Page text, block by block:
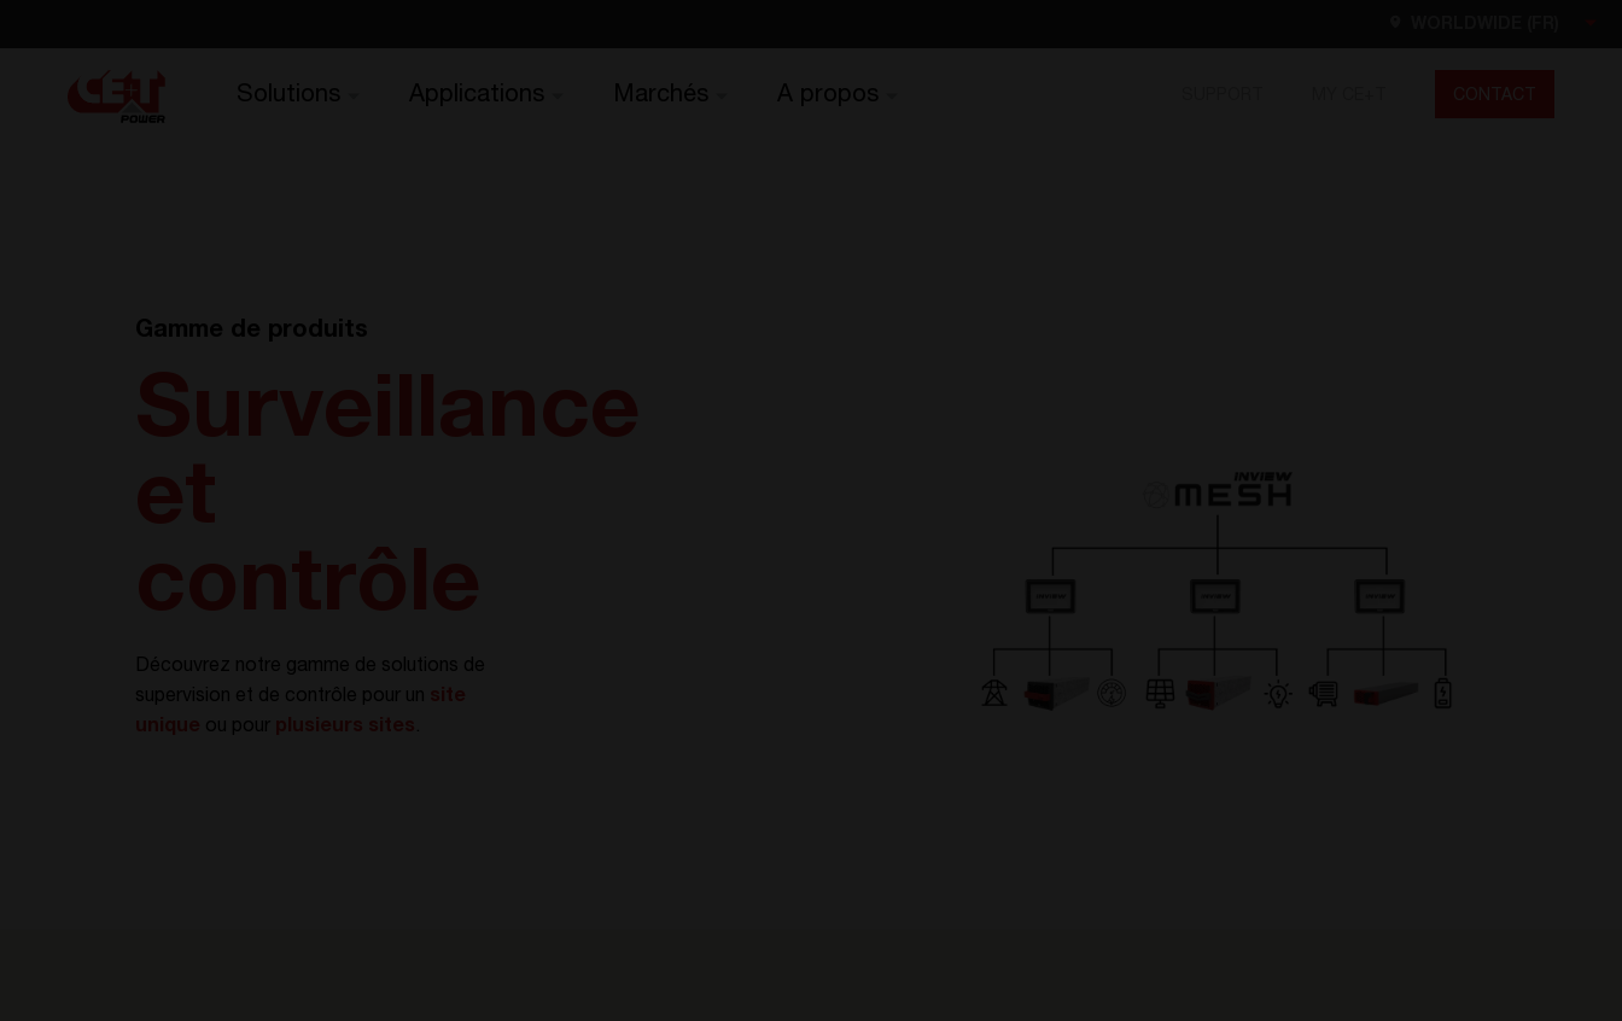
Solutions Applications Marchés A propos
Gamme de produits
Découvrez notre gamme de solutions de
supervision et de contrôle pour un
ou pour .